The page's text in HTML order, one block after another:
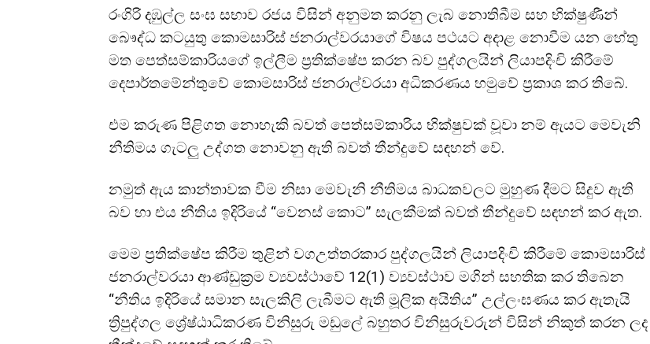
රංගිරි දඹුල්ල සංඝ සභාව රජය විසින් අනුමත කරනු ලැබ නොතිබීම සහ භික්ෂුණීන්
බෞද්ධ කටයුතු කොමසාරිස් ජනරාල්වරයාගේ විෂය පථයට අදාළ නොවීම යන හේතු
මත පෙත්සම්කාරියගේ ඉල්ලීම ප්‍රතික්ෂේප කරන බව පුද්ගලයින් ලියාපදිංචි කිරීමේ
දෙපාර්තමේන්තුවේ කොමසාරිස් ජනරාල්වරයා අධිකරණය හමුවේ ප්‍රකාශ කර තිබේ.
එම කරුණ පිළිගත නොහැකි බවත් පෙත්සම්කාරිය භික්ෂුවක් වූවා නම් ඇයට මෙවැනි
නීතිමය ගැටලු උද්ගත නොවනු ඇති බවත් තීන්දුවේ සඳහන් වේ.
නමුත් ඇය කාන්තාවක වීම නිසා මෙවැනි නීතිමය බාධකවලට මුහුණ දීමට සිදුව ඇති
බව හා එය නීතිය ඉදිරියේ “වෙනස් කොට” සැලකීමක් බවත් තීන්දුවේ සඳහන් කර ඇත.
මෙම ප්‍රතික්ෂේප කිරීම තුළින් වගඋත්තරකාර පුද්ගලයින් ලියාපදිංචි කිරීමේ කොමසාරිස්
ජනරාල්වරයා ආණ්ඩුක්‍රම ව්‍යවස්ථාවේ 12(1) ව්‍යවස්ථාව මගින් සහතික කර තිබෙන
“නීතිය ඉදිරියේ සමාන සැලකිලි ලැබීමට ඇති මූලික අයිතිය” උල්ලංඝණය කර ඇතැයි
ත්‍රිපුද්ගල ශ්‍රේෂ්ඨාධිකරණ විනිසුරු මඩුලේ බහුතර විනිසුරුවරුන් විසින් නිකුත් කරන ලද